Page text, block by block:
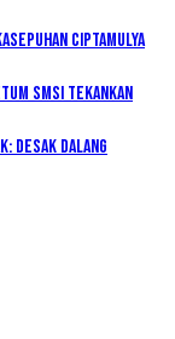
Ciptamulya
SMSI Tekankan
Desak Dalang